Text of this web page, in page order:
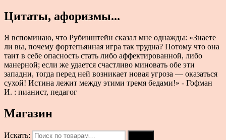
Цитаты, афоризмы...
Я вспоминаю, что Рубинштейн сказал мне однажды: «Знаете
ли вы, почему фортепьянная игра так трудна? Потому что она
таит в себе опасность стать либо аффектированной, либо
манерной; если же удается счастливо миновать обе эти
западни, тогда перед ней возникает новая угроза — оказаться
сухой! Истина лежит между этими тремя бедами!» - Гофман
И. : пианист, педагог
Магазин
Искать: